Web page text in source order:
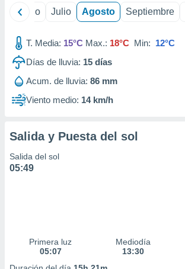
Junio Julio Agosto Septiembre
T. Media: 15°C Max.: 18°C Min: 12°C
Días de lluvia: 15 días
Acum. de lluvia: 86 mm
Viento medio: 14 km/h
Salida y Puesta del sol
Salida del sol
05:49
Primera luz
05:07
Mediodía
13:30